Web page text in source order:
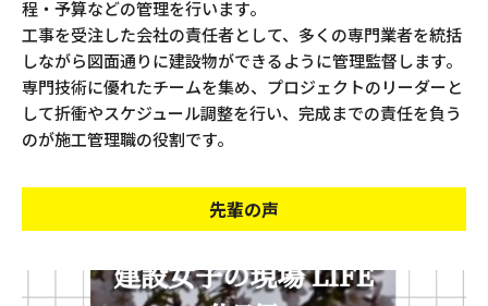
程・予算などの管理を行います。
工事を受注した会社の責任者として、多くの専門業者を統括
しながら図面通りに建設物ができるように管理監督します。
専門技術に優れたチームを集め、プロジェクトのリーダーと
して折衝やスケジュール調整を行い、完成までの責任を負う
のが施工管理職の役割です。
先輩の声